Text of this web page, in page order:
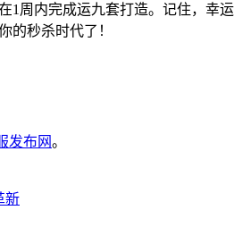
周内完成运九套打造。记住，幸
的秒杀时代了！
发布网。
新